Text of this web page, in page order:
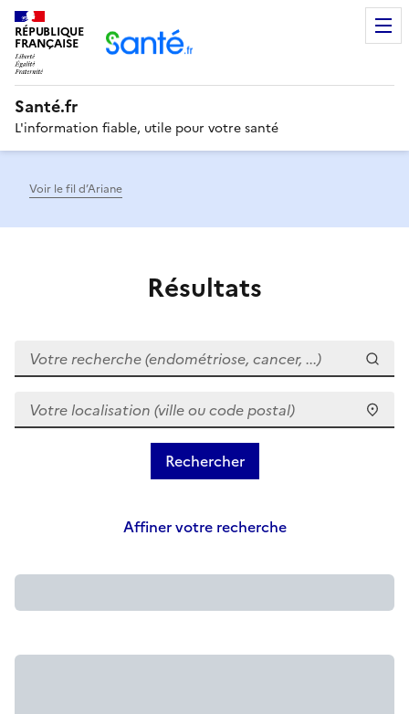
RÉPUBLIQUE
FRANÇAISE
Santé.fr
L'information fiable, utile pour votre santé
Voir le fil d’Ariane
Résultats
Votre recherche (endométriose, cancer, ...)
Votre localisation (ville ou code postal)
Affiner votre recherche